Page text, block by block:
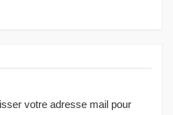
votre adresse mail pour